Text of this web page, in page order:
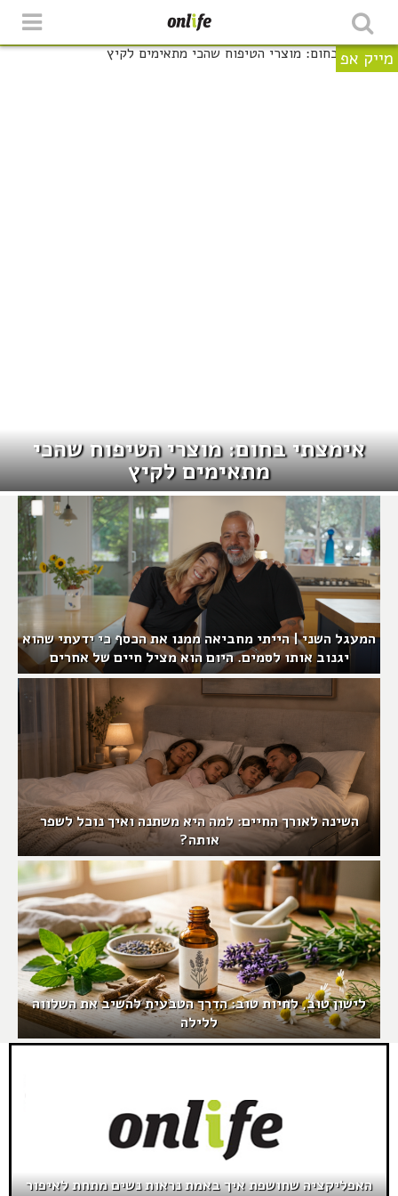
מייק אפ
אימצתי בחום: מוצרי הטיפוח שהכי
מתאימים לקיץ
המעגל השני | הייתי מחביאה ממנו את הכסף כי ידעתי שהוא
יגנוב אותו לסמים. היום הוא מציל חיים של אחרים
השינה לאורך החיים: למה היא משתנה ואיך נוכל לשפר
אותה?
לישון טוב, לחיות טוב: הדרך הטבעית להשיב את השלווה
ללילה
האפליקציה שחושפת איך באמת נראות נשים מתחת לאיפור